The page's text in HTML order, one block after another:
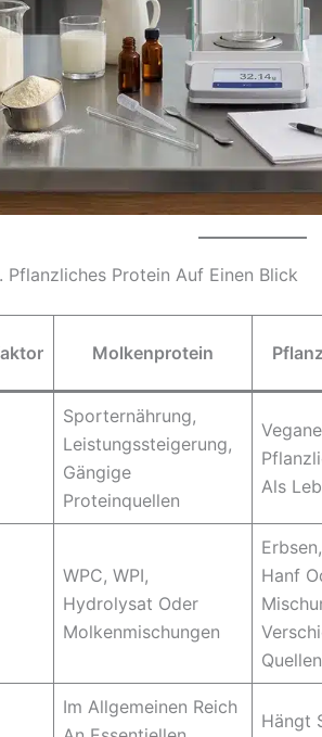
Pflanzliches Protein Auf Einen Blick
Molkenprotein
Sporternährung,
Leistungssteigerung,
Gängige
Proteinquellen
Als
WPC, WPI,
Hydrolysat Oder
Molkenmischungen
Hanf
Quellen
Im Allgemeinen Reich
Hängt